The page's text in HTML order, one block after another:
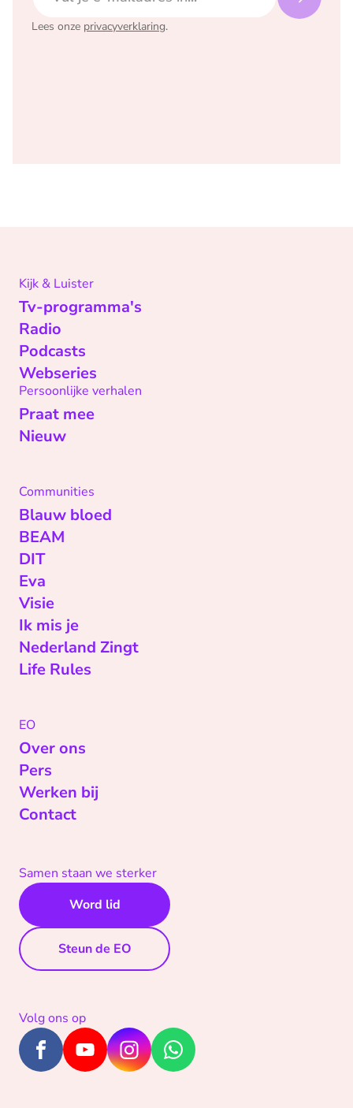
Lees onze privacyverklaring.
Kijk & Luister
Tv-programma's
Radio
Podcasts
Webseries
Persoonlijke verhalen
Praat mee
Nieuw
Communities
Blauw bloed
BEAM
DIT
Eva
Visie
Ik mis je
Nederland Zingt
Life Rules
EO
Over ons
Pers
Werken bij
Contact
Samen staan we sterker
Word lid
Steun de EO
Volg ons op